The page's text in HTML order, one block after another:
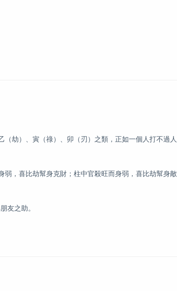
劫）、寅（祿）、卯（刃）之類，正如一個人打不過
，喜比劫幫身克財；柱中官殺旺而身弱，喜比劫幫身
友之助。